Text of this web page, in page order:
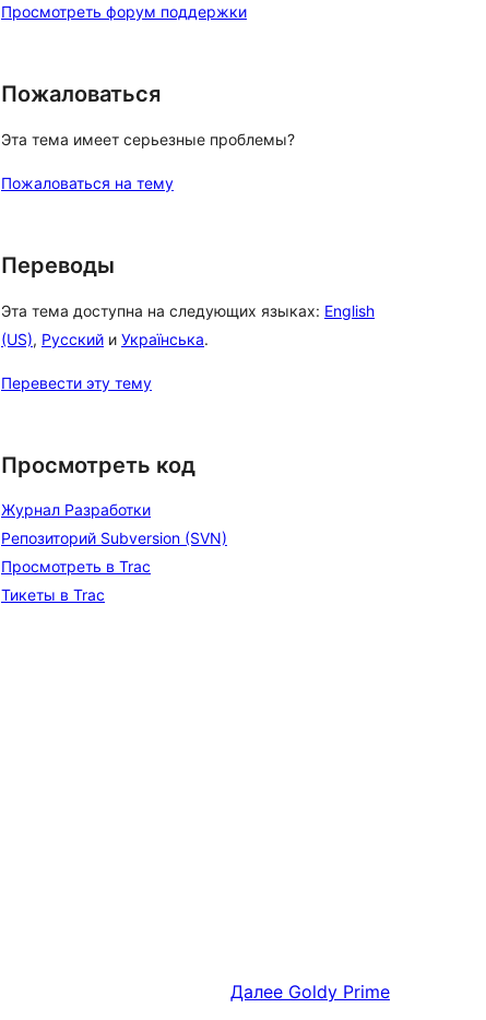
Просмотреть форум поддержки
Пожаловаться
Эта тема имеет серьезные проблемы?
Пожаловаться на тему
Переводы
Эта тема доступна на следующих языках: English
(US), Русский и Українська.
Перевести эту тему
Просмотреть код
Журнал Разработки
Репозиторий Subversion (SVN)
Просмотреть в Trac
Тикеты в Trac
Далее Goldy Prime